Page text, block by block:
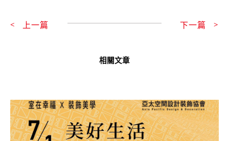
上一頁
上一篇 下一篇
相關文章